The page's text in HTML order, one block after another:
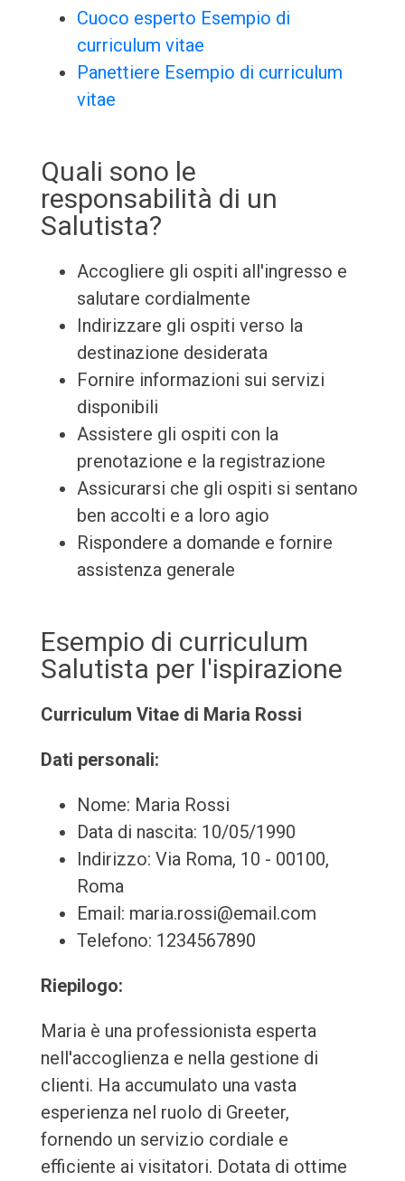
Cuoco esperto Esempio di
curriculum vitae
Panettiere Esempio di curriculum
vitae
Quali sono le
responsabilità di un
Salutista?
Accogliere gli ospiti all'ingresso e
salutare cordialmente
Indirizzare gli ospiti verso la
destinazione desiderata
Fornire informazioni sui servizi
disponibili
Assistere gli ospiti con la
prenotazione e la registrazione
Assicurarsi che gli ospiti si sentano
ben accolti e a loro agio
Rispondere a domande e fornire
assistenza generale
Esempio di curriculum
Salutista per l'ispirazione
Curriculum Vitae di Maria Rossi
Dati personali:
Nome: Maria Rossi
Data di nascita: 10/05/1990
Indirizzo: Via Roma, 10 - 00100,
Roma
Email: maria.rossi@email.com
Telefono: 1234567890
Riepilogo:
Maria è una professionista esperta
nell'accoglienza e nella gestione di
clienti. Ha accumulato una vasta
esperienza nel ruolo di Greeter,
fornendo un servizio cordiale e
efficiente ai visitatori. Dotata di ottime